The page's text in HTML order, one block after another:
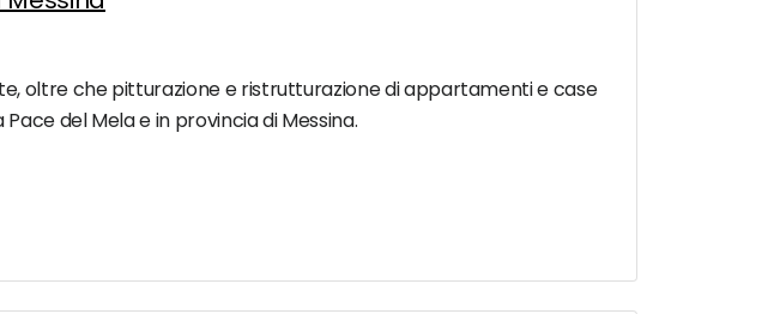
oltre che pitturazione e ristrutturazione di appartamenti e case
del Mela e in provincia di Messina.